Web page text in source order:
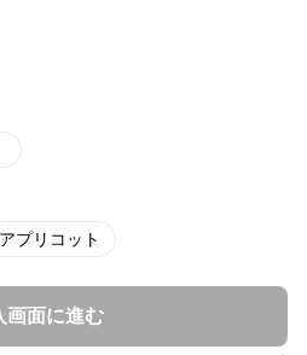
アプリコット
画面に進む